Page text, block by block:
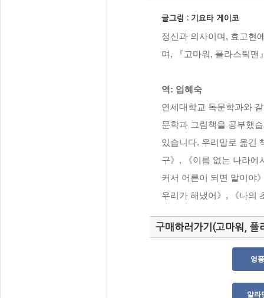
글그림 : 기요타 게이코
정신과 의사이며, 효고현
며, 『고마워, 플라스틱맨
역: 엄혜숙
연세대학교 독문학과와
문학과 그림책을 공부했
있습니다. 우리말로 옮긴
구》, 《이름 없는 나라에
커서 어른이 되면 말이야
우리가 해냈어》, 《나의
구매하러가기(고마워, 플